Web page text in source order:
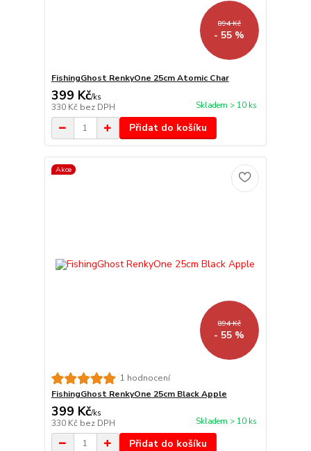
894 Kč
- 55 %
FishingGhost RenkyOne 25cm Atomic Char
399 Kč/ks
330 Kč bez DPH Skladem > 10 ks
Přidat do košíku
Akce
894 Kč
- 55 %
1 hodnocení
FishingGhost RenkyOne 25cm Black Apple
399 Kč/ks
330 Kč bez DPH Skladem > 10 ks
Přidat do košíku